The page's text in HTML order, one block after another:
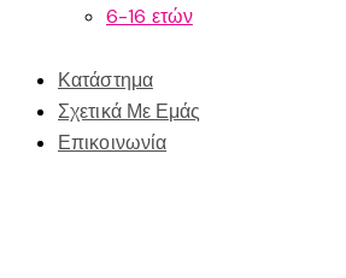
6-16 ετών
Κατάστημα
Σχετικά Με Εμάς
Επικοινωνία